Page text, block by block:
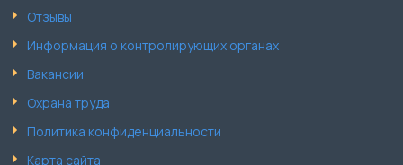
Отзывы
Информация о контролирующих органах
Вакансии
Охрана труда
Политика конфиденциальности
Карта сайта